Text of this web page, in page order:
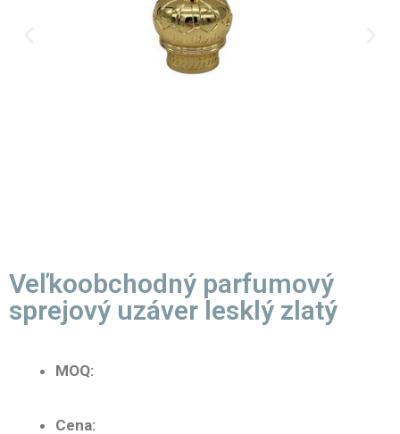
Veľkoobchodný parfumový
sprejový uzáver lesklý zlatý
MOQ:
Cena: